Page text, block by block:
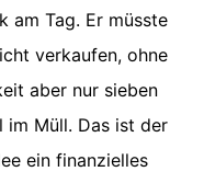
am Tag. Er müsste
verkaufen, ohne
aber nur sieben
Müll. Das ist der
ein finanzielles